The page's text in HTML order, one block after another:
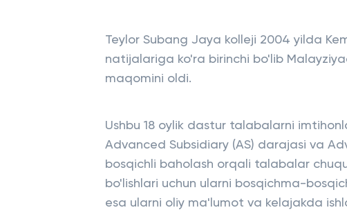
Teylor Subang Jaya kolleji 2004 yilda
natijalariga ko'ra birinchi bo'lib
maqomini oldi.
Ushbu 18 oylik dastur talabalarni
Advanced Subsidiary (AS) darajasi va
bosqichli baholash orqali talabalar
bo'lishlari uchun ularni bosqichma-
esa ularni oliy ma'lumot va kelajakda